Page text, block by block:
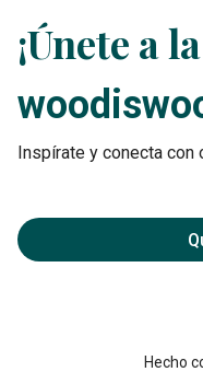
¡Únete a
Inspírate y conecta
Hecho